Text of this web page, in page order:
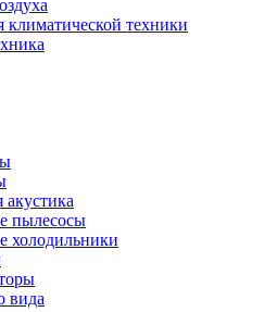
климатической техники
пылесосы
холодильники
вида